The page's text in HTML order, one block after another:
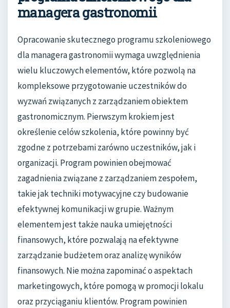
managera gastronomii
Opracowanie skutecznego programu szkoleniowego
dla managera gastronomii wymaga uwzględnienia
wielu kluczowych elementów, które pozwolą na
kompleksowe przygotowanie uczestników do
wyzwań związanych z zarządzaniem obiektem
gastronomicznym. Pierwszym krokiem jest
określenie celów szkolenia, które powinny być
zgodne z potrzebami zarówno uczestników, jak i
organizacji. Program powinien obejmować
zagadnienia związane z zarządzaniem zespołem,
takie jak techniki motywacyjne czy budowanie
efektywnej komunikacji w grupie. Ważnym
elementem jest także nauka umiejętności
finansowych, które pozwalają na efektywne
zarządzanie budżetem oraz analizę wyników
finansowych. Nie można zapominać o aspektach
marketingowych, które pomogą w promocji lokalu
oraz przyciąganiu klientów. Program powinien